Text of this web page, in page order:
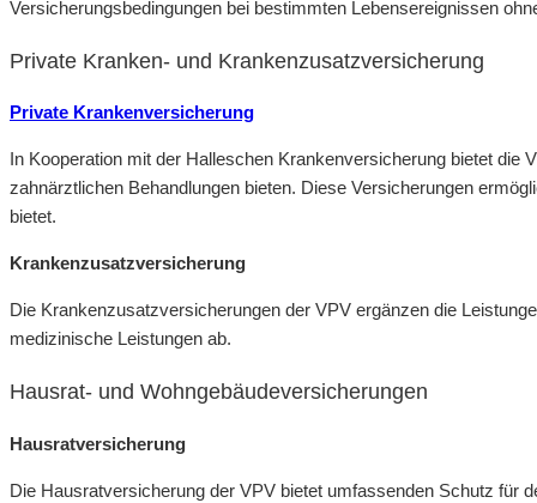
Versicherungsbedingungen bei bestimmten Lebensereignissen
Private Kranken- und Krankenzusatzversicherung
Private Krankenversicherung
In Kooperation mit der Halleschen Krankenversicherung bietet die
zahnärztlichen Behandlungen bieten. Diese Versicherungen
bietet.
Krankenzusatzversicherung
Die Krankenzusatzversicherungen der VPV ergänzen die
medizinische Leistungen ab.
Hausrat- und Wohngebäudeversicherungen
Hausratversicherung
Die Hausratversicherung der VPV bietet umfassenden Schutz für